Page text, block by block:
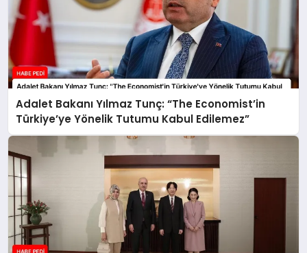
Adalet Bakanı Yılmaz Tunç: “The Economist’in
Türkiye’ye Yönelik Tutumu Kabul Edilemez”